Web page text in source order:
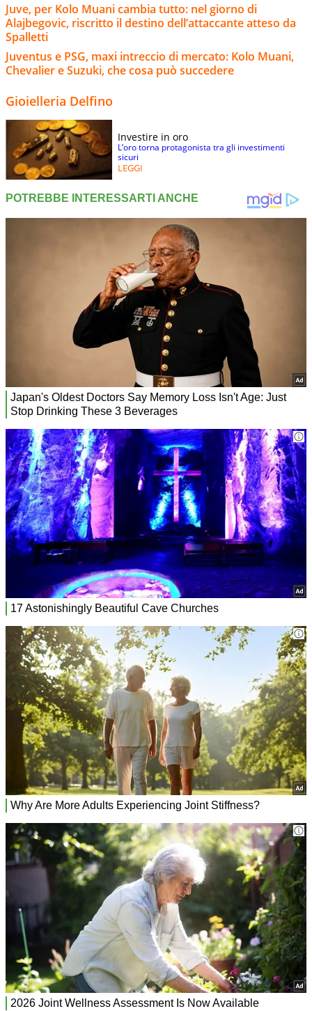
Juve, per Kolo Muani cambia tutto: nel giorno di
Alajbegovic, riscritto il destino dell’attaccante atteso da
Spalletti
Juventus e PSG, maxi intreccio di mercato: Kolo Muani,
Chevalier e Suzuki, che cosa può succedere
Gioielleria Delfino
Investire in oro
L’oro torna protagonista tra gli investimenti
sicuri
LEGGI